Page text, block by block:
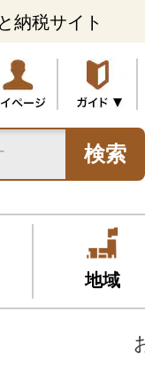
納税サイト
検索
地域